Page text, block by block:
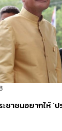
ชาชนอยากให้ ‘